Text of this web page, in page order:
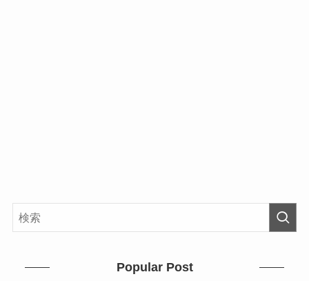
Popular Post